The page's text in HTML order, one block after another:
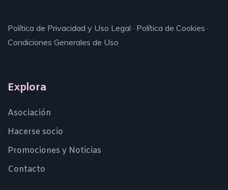
Política de Privacidad y Uso Legal · Política de Cookies ·
Condiciones Generales de Uso
Explora
Asociación
Hacerse socio
Promociones y Noticias
Contacto